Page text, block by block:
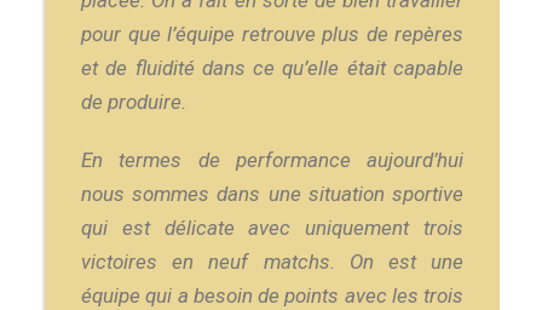
pour que l’équipe retrouve plus de repères
et de fluidité dans ce qu’elle était capable
de produire.
En termes de performance aujourd’hui
nous sommes dans une situation sportive
qui est délicate avec uniquement trois
victoires en neuf matchs. On est une
équipe qui a besoin de points avec les trois